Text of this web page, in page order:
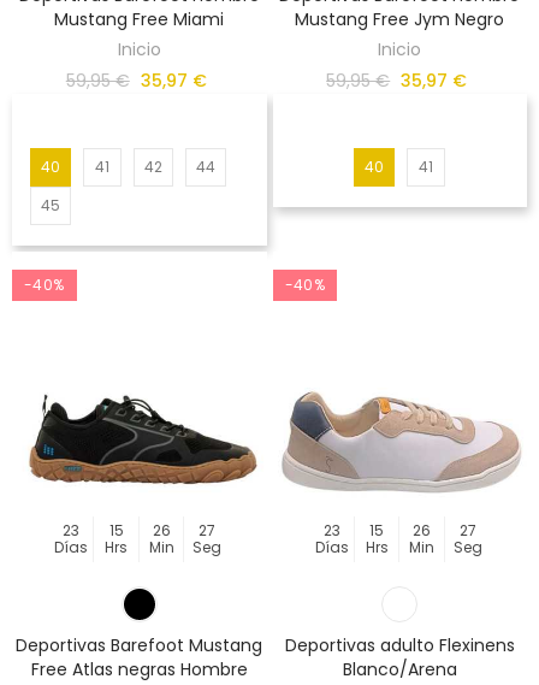
Mustang Free Miami
Inicio
59,95 € 35,97 €
40 41 42
44
45
Mustang Free Jym Negro
Inicio
59,95 € 35,97 €
40 41
-40%
23
Días
15
Hrs
26
Min
27
Seg
Deportivas Barefoot Mustang
Free Atlas negras Hombre
-40%
23
Días
15
Hrs
26
Min
27
Seg
Deportivas adulto Flexinens
Blanco/Arena